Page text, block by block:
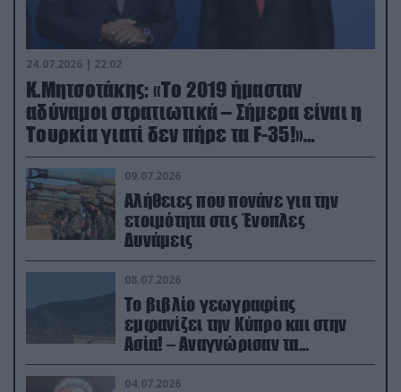
24.07.2026 | 22:02
Κ.Μητσοτάκης: «Το 2019 ήμασταν
αδύναμοι στρατιωτικά – Σήμερα είναι η
Τουρκία γιατί δεν πήρε τα F-35!»
(βίντεο)
09.07.2026
Αλήθειες που πονάνε για την
ετοιμότητα στις Ένοπλες
Δυνάμεις
08.07.2026
Το βιβλίο γεωγραφίας
εμφανίζει την Κύπρο και στην
Ασία! – Αναγνώρισαν τα
κατεχόμενα; (φωτο)
04.07.2026